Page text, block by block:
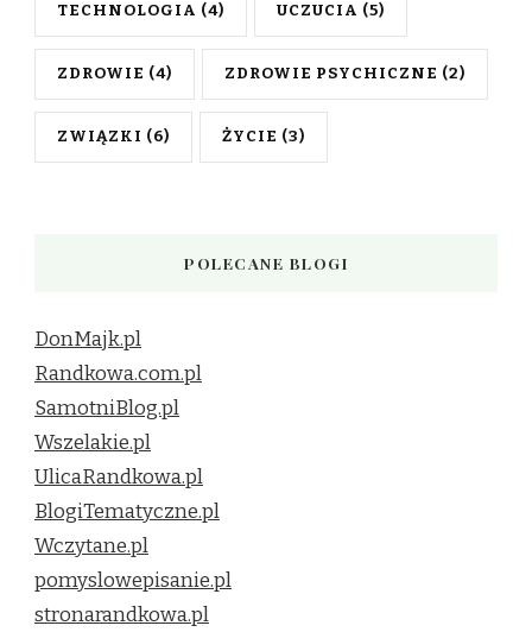
TECHNOLOGIA (4) UCZUCIA (5)
ZDROWIE (4) ZDROWIE PSYCHICZNE (2)
ZWIĄZKI (6) ŻYCIE (3)
POLECANE BLOGI
DonMajk.pl
Randkowa.com.pl
SamotniBlog.pl
Wszelakie.pl
UlicaRandkowa.pl
BlogiTematyczne.pl
Wczytane.pl
pomyslowepisanie.pl
stronarandkowa.pl